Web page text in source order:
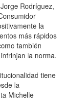
Rodríguez,
la
más rápidos
también
la norma.
tiene
la
Michelle